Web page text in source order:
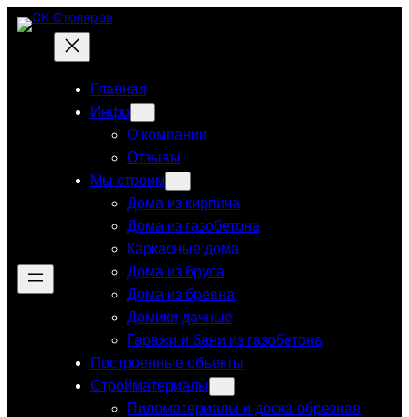
Перейти
содержимому
Главная
Инфо
О компании
Отзывы
Мы строим
Дома из кирпича
Дома из газобетона
Каркасные дома
Дома из бруса
Дома из бревна
Домики дачные
Гаражи и бани из газобетона
Построенные объекты
Стройматериалы
Пиломатериалы и доска обрезная